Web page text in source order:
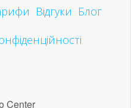
Відгуки Блог
Center